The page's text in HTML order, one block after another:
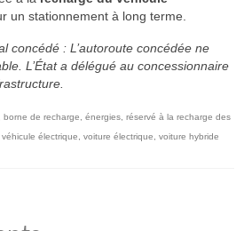
un stationnement à long terme.
concédé : L’autoroute concédée ne
L’État a délégué au concessionnaire
borne de recharge énergies réservé à la recharge des
véhicule électrique voiture électrique voiture hybride